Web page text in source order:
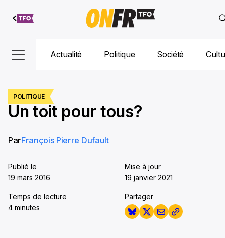
Aller au
contenu
Actualité Politique Société
POLITIQUE
​Un toit pour tous?
ParFrançois Pierre Dufault
Publié le
19 mars 2016
Mise à jour
19 janvier 2021
Temps de lecture
4 minutes
Partager